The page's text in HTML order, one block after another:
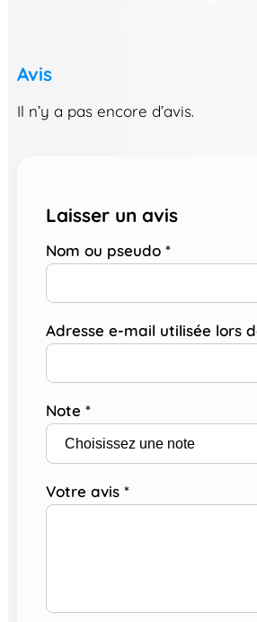
Avis
Il n’y a pas encore d’avis.
Laisser un avis
Nom ou pseudo *
Adresse e-mail utilisée lors
Note *
Votre avis *